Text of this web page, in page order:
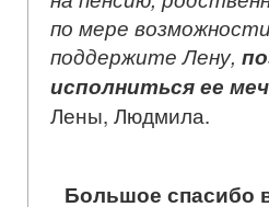
по мере
поддержите Лену,
исполниться ее
Лены, Людмила.
Большое спасибо